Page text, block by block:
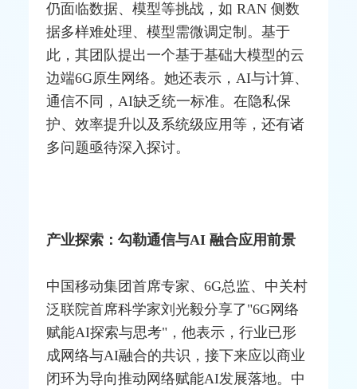
仍面临数据、模型等挑战，如 RAN 侧数
据多样难处理、模型需微调定制。基于
此，其团队提出一个基于基础大模型的云
边端6G原生网络。她还表示，AI与计算、
通信不同，AI缺乏统一标准。在隐私保
护、效率提升以及系统级应用等，还有诸
多问题亟待深入探讨。
产业探索：勾勒通信与AI 融合应用前景
中国移动集团首席专家、6G总监、中关村
泛联院首席科学家刘光毅分享了"6G网络
赋能AI探索与思考"，他表示，行业已形
成网络与AI融合的共识，接下来应以商业
闭环为导向推动网络赋能AI发展落地。中